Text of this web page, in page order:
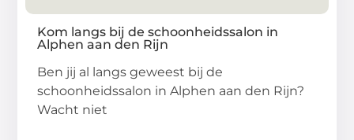
Kom langs bij de schoonheidssalon in
Alphen aan den Rijn
Ben jij al langs geweest bij de
schoonheidssalon in Alphen aan den Rijn?
Wacht niet